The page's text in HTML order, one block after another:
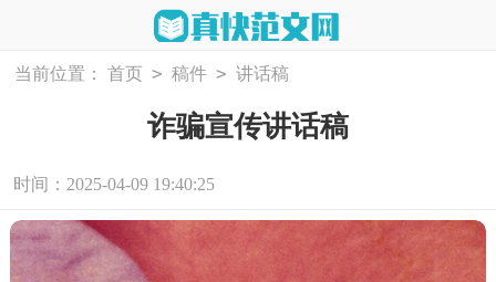
当前位置： 首页 > 稿件 > 讲话稿
诈骗宣传讲话稿
时间：2025-04-09 19:40:25